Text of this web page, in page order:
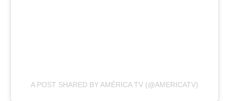
A POST SHARED BY AMÉRICA TV (@AMERICATV)